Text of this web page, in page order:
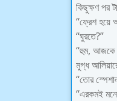
কিছুক্ষণ পর
“ফ্রেশ
“ঘুরতে?”
“হুম, আজকে
মুগ্ধ
“তোর
“এরকমই